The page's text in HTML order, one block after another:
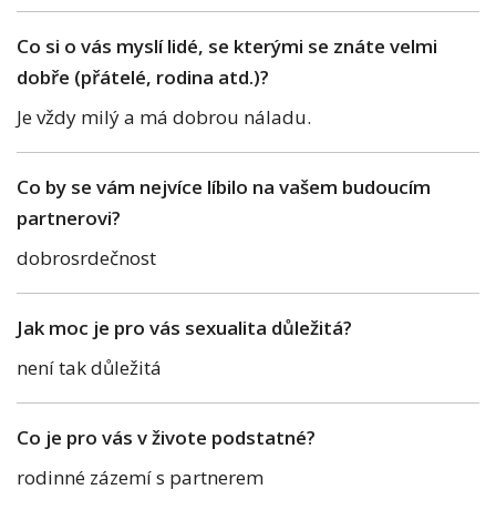
Co si o vás myslí lidé, se kterými se znáte velmi
dobře (přátelé, rodina atd.)?
Je vždy milý a má dobrou náladu.
Co by se vám nejvíce líbilo na vašem budoucím
partnerovi?
dobrosrdečnost
Jak moc je pro vás sexualita důležitá?
není tak důležitá
Co je pro vás v živote podstatné?
rodinné zázemí s partnerem